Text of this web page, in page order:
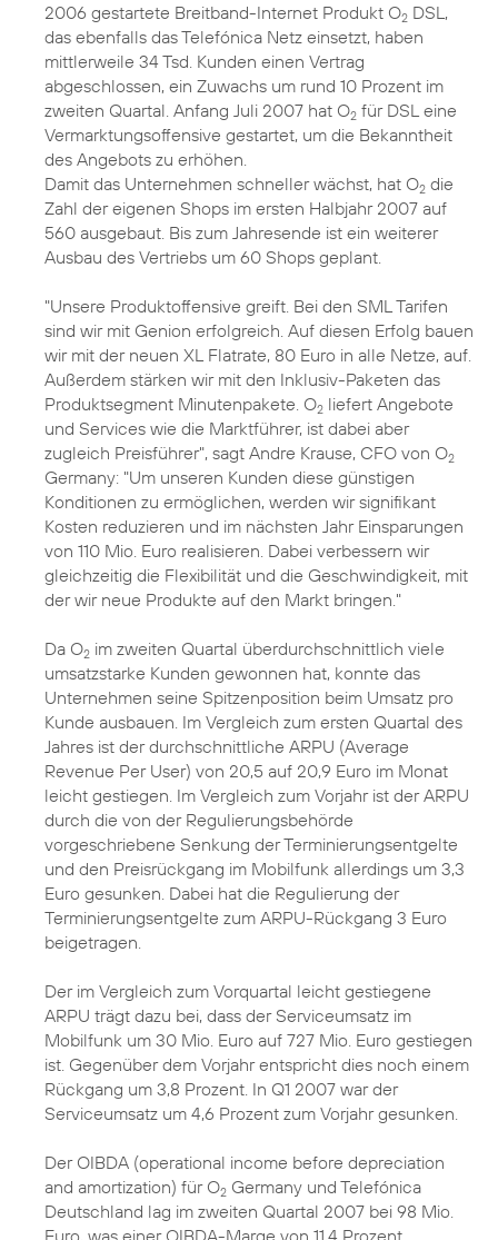
2006 gestartete Breitband-Internet Produkt O2 DSL,
das ebenfalls das Telefónica Netz einsetzt, haben
mittlerweile 34 Tsd. Kunden einen Vertrag
abgeschlossen, ein Zuwachs um rund 10 Prozent im
zweiten Quartal. Anfang Juli 2007 hat O2 für DSL eine
Vermarktungsoffensive gestartet, um die Bekanntheit
des Angebots zu erhöhen.
Damit das Unternehmen schneller wächst, hat O2 die
Zahl der eigenen Shops im ersten Halbjahr 2007 auf
560 ausgebaut. Bis zum Jahresende ist ein weiterer
Ausbau des Vertriebs um 60 Shops geplant.
"Unsere Produktoffensive greift. Bei den SML Tarifen
sind wir mit Genion erfolgreich. Auf diesen Erfolg bauen
wir mit der neuen XL Flatrate, 80 Euro in alle Netze, auf.
Außerdem stärken wir mit den Inklusiv-Paketen das
Produktsegment Minutenpakete. O2 liefert Angebote
und Services wie die Marktführer, ist dabei aber
zugleich Preisführer", sagt Andre Krause, CFO von O2
Germany: "Um unseren Kunden diese günstigen
Konditionen zu ermöglichen, werden wir signifikant
Kosten reduzieren und im nächsten Jahr Einsparungen
von 110 Mio. Euro realisieren. Dabei verbessern wir
gleichzeitig die Flexibilität und die Geschwindigkeit, mit
der wir neue Produkte auf den Markt bringen."
Da O2 im zweiten Quartal überdurchschnittlich viele
umsatzstarke Kunden gewonnen hat, konnte das
Unternehmen seine Spitzenposition beim Umsatz pro
Kunde ausbauen. Im Vergleich zum ersten Quartal des
Jahres ist der durchschnittliche ARPU (Average
Revenue Per User) von 20,5 auf 20,9 Euro im Monat
leicht gestiegen. Im Vergleich zum Vorjahr ist der ARPU
durch die von der Regulierungsbehörde
vorgeschriebene Senkung der Terminierungsentgelte
und den Preisrückgang im Mobilfunk allerdings um 3,3
Euro gesunken. Dabei hat die Regulierung der
Terminierungsentgelte zum ARPU-Rückgang 3 Euro
beigetragen.
Der im Vergleich zum Vorquartal leicht gestiegene
ARPU trägt dazu bei, dass der Serviceumsatz im
Mobilfunk um 30 Mio. Euro auf 727 Mio. Euro gestiegen
ist. Gegenüber dem Vorjahr entspricht dies noch einem
Rückgang um 3,8 Prozent. In Q1 2007 war der
Serviceumsatz um 4,6 Prozent zum Vorjahr gesunken.
Der OIBDA (operational income before depreciation
and amortization) für O2 Germany und Telefónica
Deutschland lag im zweiten Quartal 2007 bei 98 Mio.
Euro, was einer OIBDA-Marge von 11,4 Prozent